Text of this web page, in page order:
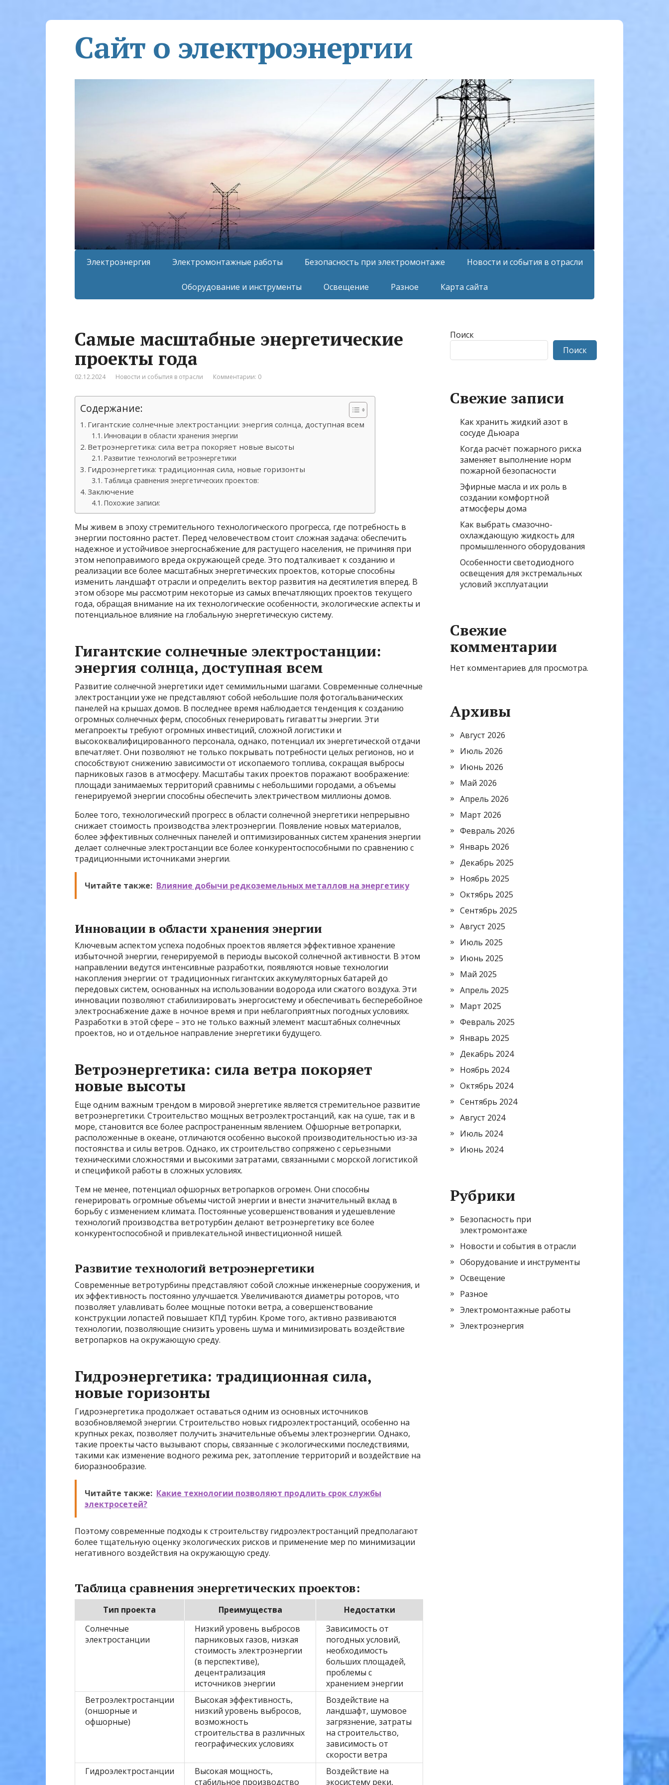
Сайт о электроэнергии
Электроэнергия Электромонтажные работы Безопасность при электромонтаже Новости и события в отрасли
Оборудование и инструменты Освещение Разное Карта сайта
Самые масштабные энергетические
проекты года
02.12.2024 Новости и события в отрасли Комментарии: 0
Содержание:
Гигантские солнечные электростанции: энергия солнца, доступная всем
Инновации в области хранения энергии
Ветроэнергетика: сила ветра покоряет новые высоты
Развитие технологий ветроэнергетики
Гидроэнергетика: традиционная сила, новые горизонты
Таблица сравнения энергетических проектов:
Заключение
Похожие записи:
Мы живем в эпоху стремительного технологического прогресса, где потребность в
энергии постоянно растет. Перед человечеством стоит сложная задача: обеспечить
надежное и устойчивое энергоснабжение для растущего населения, не причиняя при
этом непоправимого вреда окружающей среде. Это подталкивает к созданию и
реализации все более масштабных энергетических проектов, которые способны
изменить ландшафт отрасли и определить вектор развития на десятилетия вперед. В
этом обзоре мы рассмотрим некоторые из самых впечатляющих проектов текущего
года, обращая внимание на их технологические особенности, экологические аспекты и
потенциальное влияние на глобальную энергетическую систему.
Гигантские солнечные электростанции:
энергия солнца, доступная всем
Развитие солнечной энергетики идет семимильными шагами. Современные солнечные
электростанции уже не представляют собой небольшие поля фотогальванических
панелей на крышах домов. В последнее время наблюдается тенденция к созданию
огромных солнечных ферм, способных генерировать гигаватты энергии. Эти
мегапроекты требуют огромных инвестиций, сложной логистики и
высококвалифицированного персонала, однако, потенциал их энергетической отдачи
впечатляет. Они позволяют не только покрывать потребности целых регионов, но и
способствуют снижению зависимости от ископаемого топлива, сокращая выбросы
парниковых газов в атмосферу. Масштабы таких проектов поражают воображение:
площади занимаемых территорий сравнимы с небольшими городами, а объемы
генерируемой энергии способны обеспечить электричеством миллионы домов.
Более того, технологический прогресс в области солнечной энергетики непрерывно
снижает стоимость производства электроэнергии. Появление новых материалов,
более эффективных солнечных панелей и оптимизированных систем хранения энергии
делает солнечные электростанции все более конкурентоспособными по сравнению с
традиционными источниками энергии.
Читайте также: Влияние добычи редкоземельных металлов на энергетику
Инновации в области хранения энергии
Ключевым аспектом успеха подобных проектов является эффективное хранение
избыточной энергии, генерируемой в периоды высокой солнечной активности. В этом
направлении ведутся интенсивные разработки, появляются новые технологии
накопления энергии: от традиционных гигантских аккумуляторных батарей до
передовых систем, основанных на использовании водорода или сжатого воздуха. Эти
инновации позволяют стабилизировать энергосистему и обеспечивать бесперебойное
электроснабжение даже в ночное время и при неблагоприятных погодных условиях.
Разработки в этой сфере – это не только важный элемент масштабных солнечных
проектов, но и отдельное направление энергетики будущего.
Ветроэнергетика: сила ветра покоряет
новые высоты
Еще одним важным трендом в мировой энергетике является стремительное развитие
ветроэнергетики. Строительство мощных ветроэлектростанций, как на суше, так и в
море, становится все более распространенным явлением. Офшорные ветропарки,
расположенные в океане, отличаются особенно высокой производительностью из-за
постоянства и силы ветров. Однако, их строительство сопряжено с серьезными
техническими сложностями и высокими затратами, связанными с морской логистикой
и спецификой работы в сложных условиях.
Тем не менее, потенциал офшорных ветропарков огромен. Они способны
генерировать огромные объемы чистой энергии и внести значительный вклад в
борьбу с изменением климата. Постоянные усовершенствования и удешевление
технологий производства ветротурбин делают ветроэнергетику все более
конкурентоспособной и привлекательной инвестиционной нишей.
Развитие технологий ветроэнергетики
Современные ветротурбины представляют собой сложные инженерные сооружения, и
их эффективность постоянно улучшается. Увеличиваются диаметры роторов, что
позволяет улавливать более мощные потоки ветра, а совершенствование
конструкции лопастей повышает КПД турбин. Кроме того, активно развиваются
технологии, позволяющие снизить уровень шума и минимизировать воздействие
ветропарков на окружающую среду.
Гидроэнергетика: традиционная сила,
новые горизонты
Гидроэнергетика продолжает оставаться одним из основных источников
возобновляемой энергии. Строительство новых гидроэлектростанций, особенно на
крупных реках, позволяет получить значительные объемы электроэнергии. Однако,
такие проекты часто вызывают споры, связанные с экологическими последствиями,
такими как изменение водного режима рек, затопление территорий и воздействие на
биоразнообразие.
Читайте также: Какие технологии позволяют продлить срок службы
электросетей?
Поэтому современные подходы к строительству гидроэлектростанций предполагают
более тщательную оценку экологических рисков и применение мер по минимизации
негативного воздействия на окружающую среду.
Таблица сравнения энергетических проектов:
Тип проекта Преимущества
Недостатки
Солнечные
электростанции
Низкий уровень выбросов
парниковых газов, низкая
стоимость электроэнергии
(в перспективе),
децентрализация
источников энергии
Зависимость от
погодных условий,
необходимость
больших площадей,
проблемы с
хранением энергии
Ветроэлектростанции
(оншорные и
офшорные)
Высокая эффективность,
низкий уровень выбросов,
возможность
строительства в различных
географических условиях
Воздействие на
ландшафт, шумовое
загрязнение, затраты
на строительство,
зависимость от
скорости ветра
Гидроэлектростанции
Высокая мощность,
стабильное производство
Воздействие на
экосистему реки,
Поиск
Поиск
Свежие записи
Как хранить жидкий азот в
сосуде Дьюара
Когда расчёт пожарного риска
заменяет выполнение норм
пожарной безопасности
Эфирные масла и их роль в
создании комфортной
атмосферы дома
Как выбрать смазочно-
охлаждающую жидкость для
промышленного оборудования
Особенности светодиодного
освещения для экстремальных
условий эксплуатации
Свежие
комментарии
Нет комментариев для просмотра.
Архивы
Август 2026
Июль 2026
Июнь 2026
Май 2026
Апрель 2026
Март 2026
Февраль 2026
Январь 2026
Декабрь 2025
Ноябрь 2025
Октябрь 2025
Сентябрь 2025
Август 2025
Июль 2025
Июнь 2025
Май 2025
Апрель 2025
Март 2025
Февраль 2025
Январь 2025
Декабрь 2024
Ноябрь 2024
Октябрь 2024
Сентябрь 2024
Август 2024
Июль 2024
Июнь 2024
Рубрики
Безопасность при
электромонтаже
Новости и события в отрасли
Оборудование и инструменты
Освещение
Разное
Электромонтажные работы
Электроэнергия